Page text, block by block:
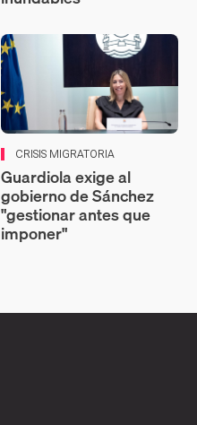
CRISIS MIGRATORIA
Guardiola exige al
gobierno de Sánchez
"gestionar antes que
imponer"